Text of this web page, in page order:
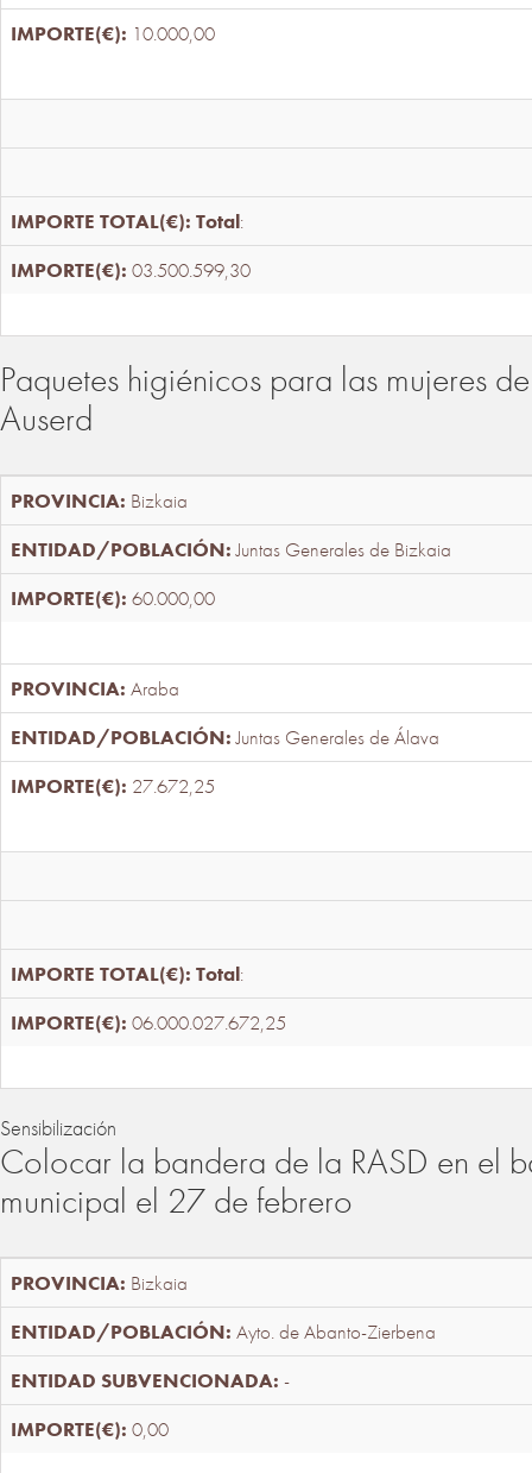
10.000,00
Total:
03.500.599,30
Paquetes higiénicos para las mujeres
Auserd
Bizkaia
Juntas Generales de Bizkaia
60.000,00
Araba
Juntas Generales de Álava
27.672,25
Total:
06.000.027.672,25
Sensibilización
Colocar la bandera de la RASD en el
municipal el 27 de febrero
Bizkaia
Ayto. de Abanto-Zierbena
-
0,00